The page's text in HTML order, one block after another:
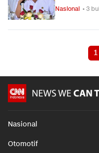
Nasional • 3
1
Nasional
Otomotif